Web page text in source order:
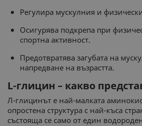
Регулира мускулния и
Осигурява подкрепа при
спортна активност.
Предотвратява загубата на
напредване на възрастта.
L-глицин – какво
Л-глицинът е най-малката
опростена структура с най-къса
състояща се само от един